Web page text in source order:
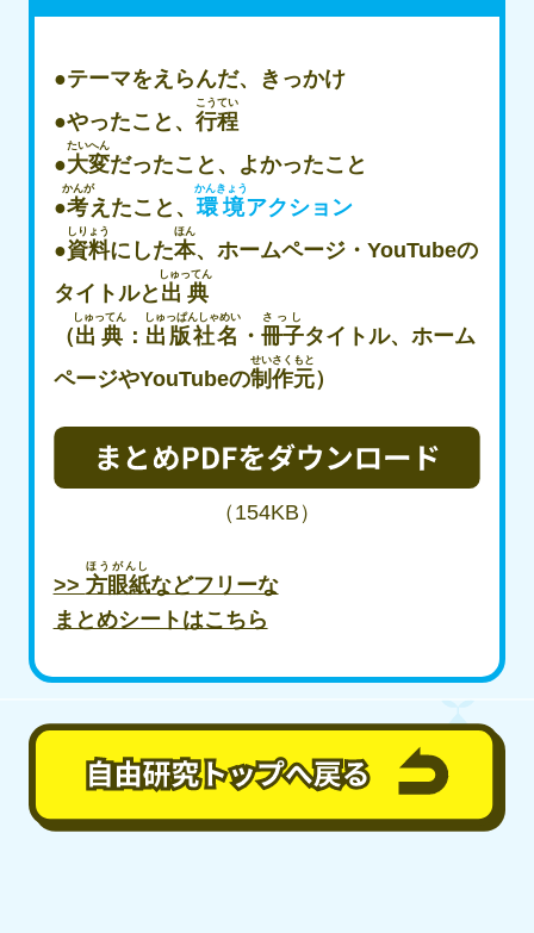
●テーマをえらんだ、きっかけ
●やったこと、 行程
こうてい
●大変
たいへん
だったこと、よかったこと
●考
かんが
えたこと、 環境
かんきょう
アクション
●資料
しりょう
にした本
ほん
、ホームページ・YouTubeの
タイトルと出典
しゅってん
（出典
しゅってん
： 出版社名
しゅっぱんしゃめい
・ 冊子
さっし
タイトル、ホーム
ページやYouTubeの制作元
せいさくもと
）
（154KB）
>> 方眼紙
ほうがんし
などフリーな
まとめシートはこちら